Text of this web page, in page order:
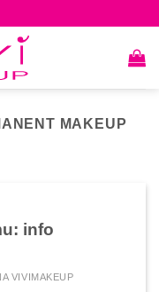
MAKEUP
info
VIVIMAKEUP